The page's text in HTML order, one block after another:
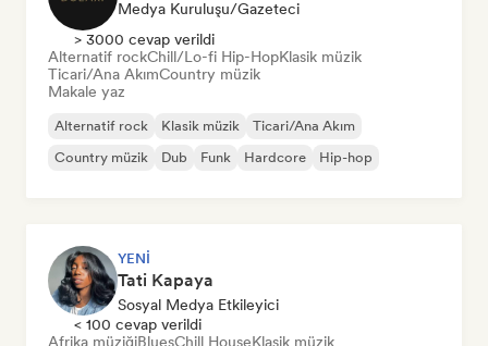
Medya Kuruluşu/Gazeteci
> 3000 cevap verildi
Alternatif rockChill/Lo-fi Hip-HopKlasik müzik
Ticari/Ana AkımCountry müzik
Makale yaz
Alternatif rock Klasik müzik
Ticari/Ana Akım
Country müzik
Dub Funk Hardcore Hip-hop
YENI
Tati Kapaya
Sosyal Medya Etkileyici
< 100 cevap verildi
Afrika müziğiBluesChill HouseKlasik müzik